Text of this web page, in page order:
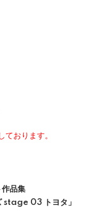
ております。
作品集
stage 03 トヨタ」